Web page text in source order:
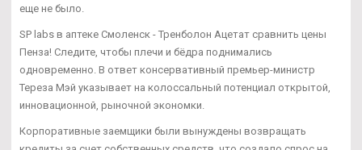
еще не было.
SP labs в аптеке Смоленск - Тренболон Ацетат сравнить цены
Пенза! Следите, чтобы плечи и бёдра поднимались
одновременно. В ответ консервативный премьер-министр
Тереза Мэй указывает на колоссальный потенциал открытой,
инновационной, рыночной экономки.
Корпоративные заемщики были вынуждены возвращать